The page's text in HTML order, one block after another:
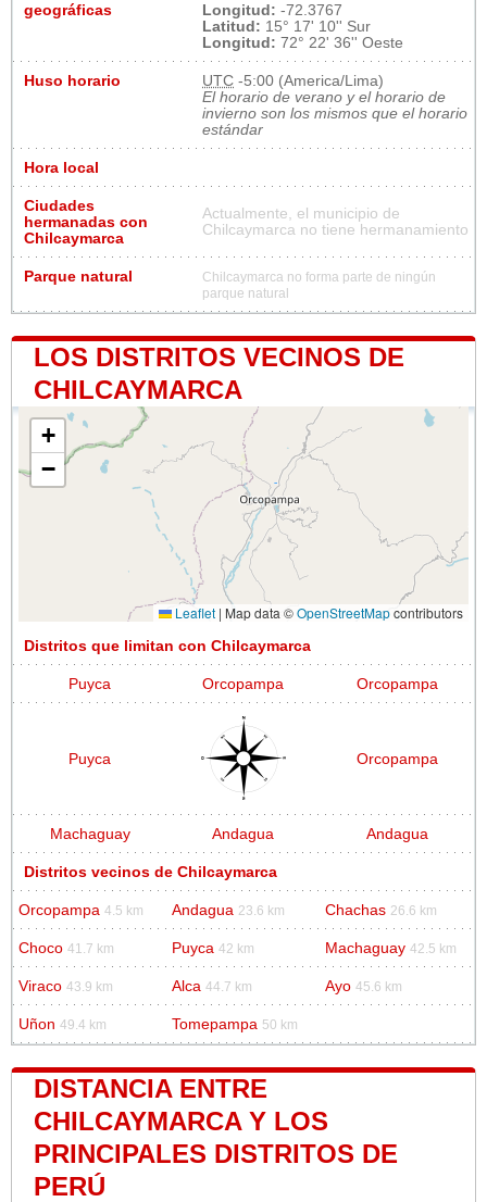
geográficas
Longitud: -72.3767
Latitud: 15° 17' 10'' Sur
Longitud: 72° 22' 36'' Oeste
Huso horario UTC -5:00 (America/Lima)
El horario de verano y el horario de
invierno son los mismos que el horario
estándar
Hora local
Ciudades
hermanadas con
Chilcaymarca
Actualmente, el municipio de
Chilcaymarca no tiene hermanamiento
Parque natural
Chilcaymarca no forma parte de ningún
parque natural
LOS DISTRITOS VECINOS DE
CHILCAYMARCA
+
−
Leaflet | Map data ©OpenStreetMapcontributors
Distritos que limitan con Chilcaymarca
Puyca Orcopampa Orcopampa
Puyca Orcopampa
Machaguay Andagua Andagua
Distritos vecinos de Chilcaymarca
Orcopampa 4.5 km Andagua 23.6 km Chachas 26.6 km
Choco 41.7 km Puyca 42 km Machaguay 42.5 km
Viraco 43.9 km Alca 44.7 km Ayo 45.6 km
Uñon 49.4 km Tomepampa 50 km
DISTANCIA ENTRE
CHILCAYMARCA Y LOS
PRINCIPALES DISTRITOS DE
PERÚ